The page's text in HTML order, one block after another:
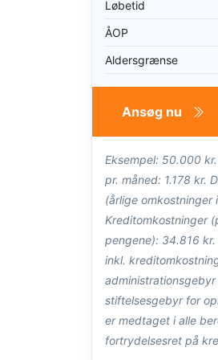
Løbetid
ÅOP
Aldersgrænse
Ansøg nu
Eksempel: 50.000
pr. måned: 1.178 kr.
(årlige omkostninger
Kreditomkostninger
pengene): 34.816
inkl.
stiftelsesgebyr for
er medtaget i alle
fortrydelsesret på